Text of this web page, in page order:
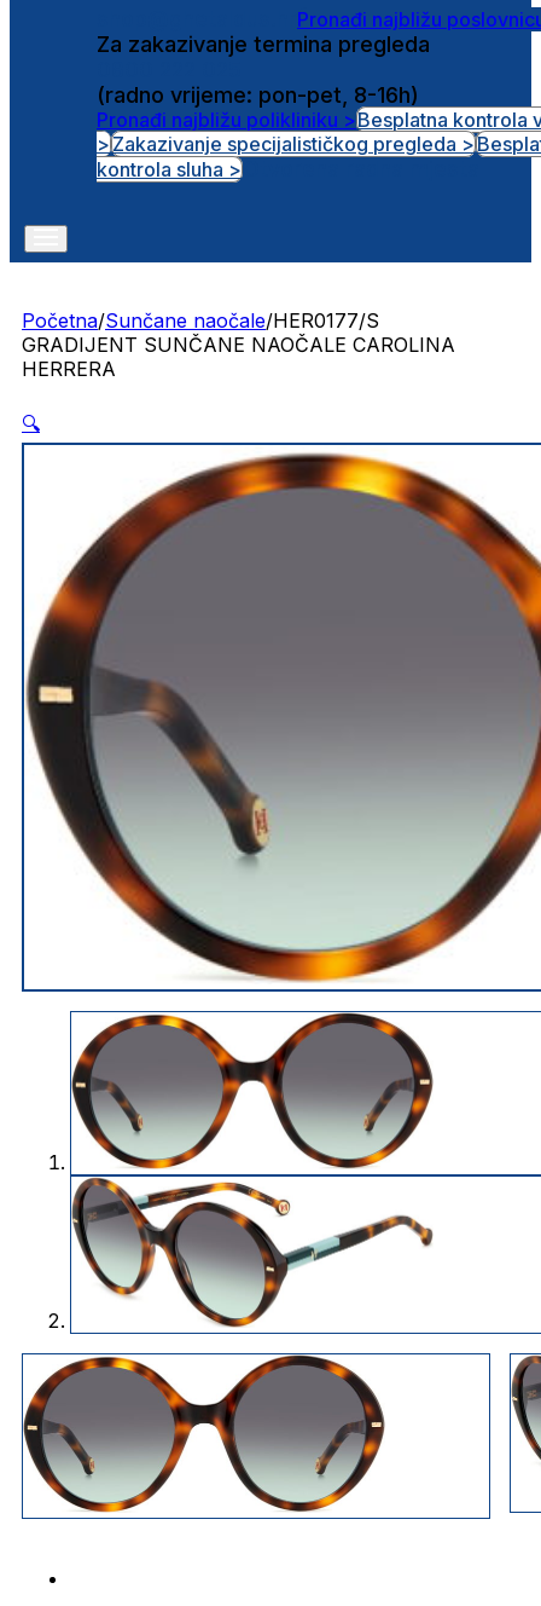
Pronađi najbližu
Za zakazivanje termina pregleda
(radno vrijeme: pon-pet, 8-16h)
Pronađi najbližu polikliniku >Besplatna kontrola
>Zakazivanje specijalističkog pregleda >
kontrola sluha >
Početna/Sunčane naočale/HER0177/S
GRADIJENT SUNČANE NAOČALE CAROLINA
HERRERA
🔍